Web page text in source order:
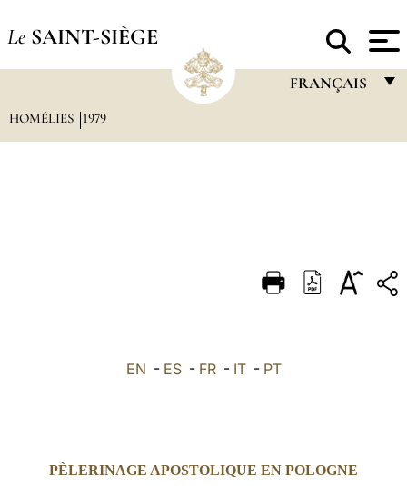
Le SAINT-SIÈGE
FRANÇAIS
DEUTSCH
HOMÉLIES 1979
EN - ES- FR- IT- PT
PÈLERINAGE APOSTOLIQUE EN POLOGNE